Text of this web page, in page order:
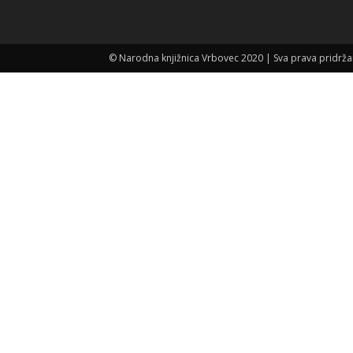
© Narodna knjižnica Vrbovec 2020 | Sva prava